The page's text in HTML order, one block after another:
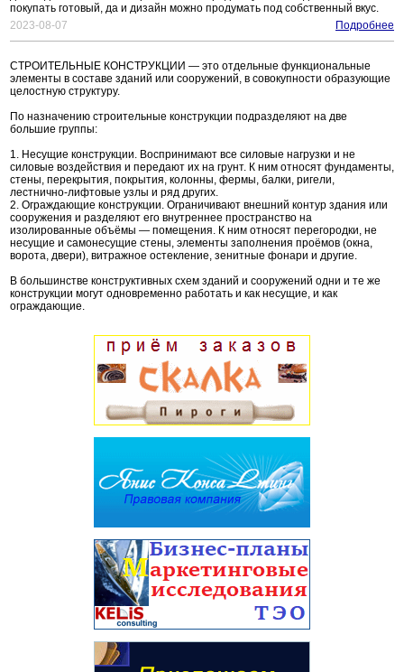
покупать готовый, да и дизайн можно продумать под собственный вкус.
2023-08-07
Подробнее
СТРОИТЕЛЬНЫЕ КОНСТРУКЦИИ — это отдельные функциональные
элементы в составе зданий или сооружений, в совокупности образующие
целостную структуру.
По назначению строительные конструкции подразделяют на две
большие группы:
1. Несущие конструкции. Воспринимают все силовые нагрузки и не
силовые воздействия и передают их на грунт. К ним относят фундаменты,
стены, перекрытия, покрытия, колонны, фермы, балки, ригели,
лестнично-лифтовые узлы и ряд других.
2. Ограждающие конструкции. Ограничивают внешний контур здания или
сооружения и разделяют его внутреннее пространство на
изолированные объёмы — помещения. К ним относят перегородки, не
несущие и самонесущие стены, элементы заполнения проёмов (окна,
ворота, двери), витражное остекление, зенитные фонари и другие.
В большинстве конструктивных схем зданий и сооружений одни и те же
конструкции могут одновременно работать и как несущие, и как
ограждающие.